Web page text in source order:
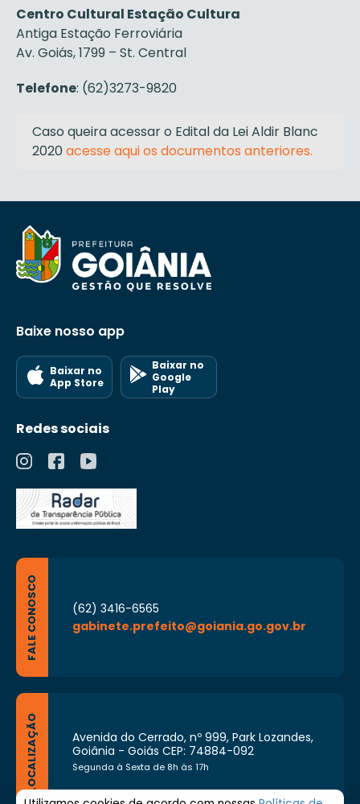
Centro Cultural Estação Cultura
Antiga Estação Ferroviária
Av. Goiás, 1799 – St. Central
Telefone: (62)3273-9820
Caso queira acessar o Edital da Lei Aldir Blanc
2020 acesse aqui os documentos anteriores.
Baixe nosso app
Baixar no
App Store
Baixar no
Google
Play
Redes sociais
FALE CONOSCO
(62) 3416-6565
gabinete.prefeito@goiania.go.gov.br
LOCALIZAÇÃO
Avenida do Cerrado, nº 999, Park Lozandes,
Goiânia - Goiás CEP: 74884-092
Segunda à Sexta de 8h às 17h